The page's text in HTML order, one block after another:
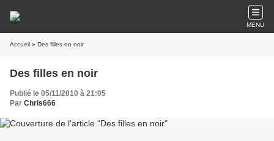
MENU
Accueil » Des filles en noir
Des filles en noir
Publié le 05/11/2010 à 21:05
Par Chris666